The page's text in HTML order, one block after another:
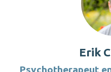
Erik
Psychotherapeut